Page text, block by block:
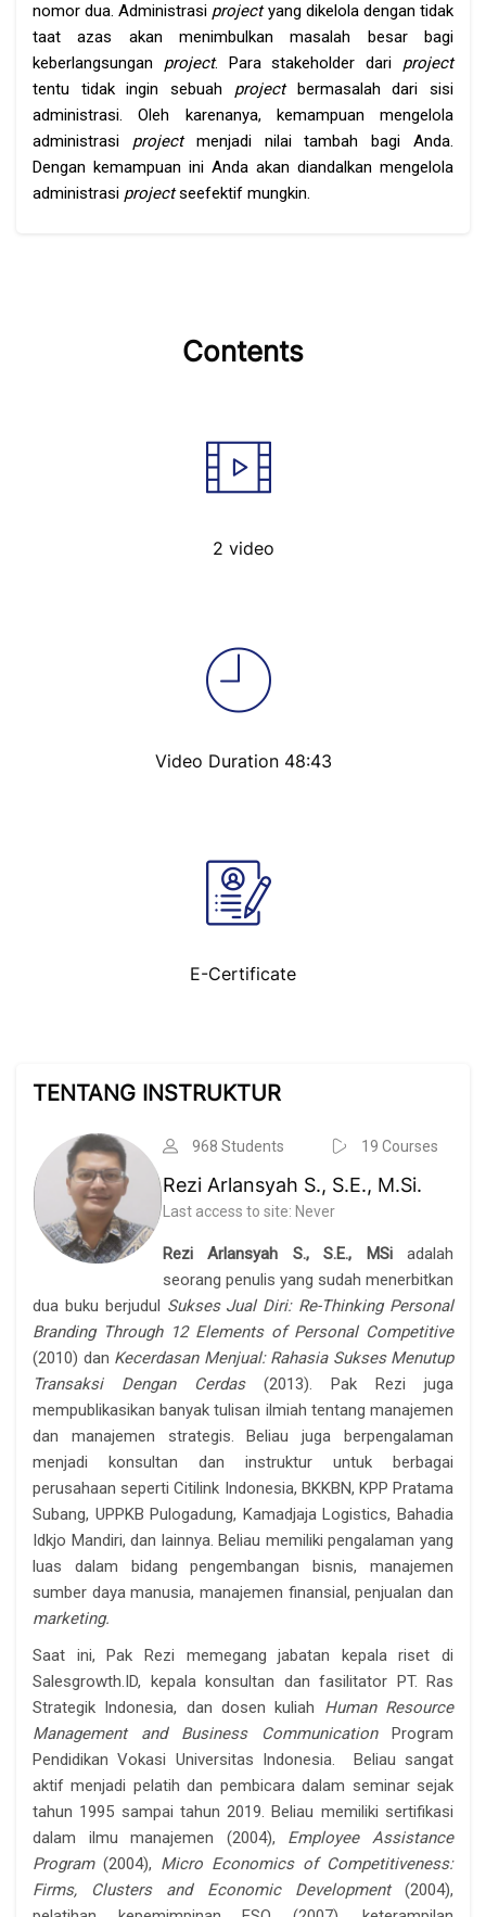
nomor dua. Administrasi projectyang dikelola dengan tidak
taat azas akan menimbulkan masalah besar bagi
keberlangsungan project. Para stakeholder dari project
tentu tidak ingin sebuah projectbermasalah dari sisi
administrasi. Oleh karenanya, kemampuan mengelola
administrasi project menjadi nilai tambah bagi Anda.
Dengan kemampuan ini Anda akan diandalkan mengelola
administrasi projectseefektif mungkin.
Contents
2 video
Video Duration 48:43
E-Certificate
TENTANG INSTRUKTUR
968 Students 19 Courses
Rezi Arlansyah S., S.E., M.Si.
Last access to site: Never
Rezi Arlansyah S., S.E., MSiadalah
seorang penulis yang sudah menerbitkan
dua buku berjudul Sukses Jual Diri: Re-Thinking Personal
Branding Through 12 Elements of Personal Competitive
(2010) dan Kecerdasan Menjual: Rahasia Sukses Menutup
Transaksi Dengan Cerdas (2013). Pak Rezi juga
mempublikasikan banyak tulisan ilmiah tentang manajemen
dan manajemen strategis. Beliau juga berpengalaman
menjadi konsultan dan instruktur untuk berbagai
perusahaan seperti Citilink Indonesia, BKKBN, KPP Pratama
Subang, UPPKB Pulogadung, Kamadjaja Logistics, Bahadia
Idkjo Mandiri, dan lainnya. Beliau memiliki pengalaman yang
luas dalam bidang pengembangan bisnis, manajemen
sumber daya manusia, manajemen finansial, penjualan dan
marketing.
Saat ini, Pak Rezi memegang jabatan kepala riset di
Salesgrowth.ID, kepala konsultan dan fasilitator PT. Ras
Strategik Indonesia, dan dosen kuliah Human Resource
Management and Business CommunicationProgram
Pendidikan Vokasi Universitas Indonesia. Beliau sangat
aktif menjadi pelatih dan pembicara dalam seminar sejak
tahun 1995 sampai tahun 2019. Beliau memiliki sertifikasi
dalam ilmu manajemen (2004), Employee Assistance
Program(2004), Micro Economics of Competitiveness:
Firms, Clusters and Economic Development(2004),